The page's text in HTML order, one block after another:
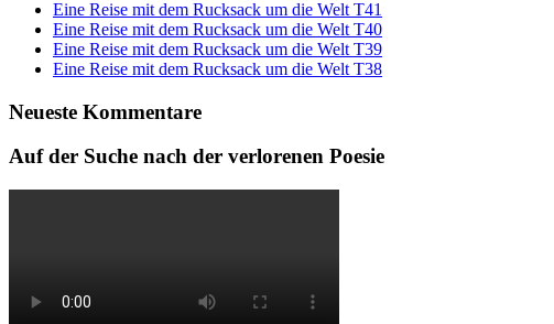
Eine Reise mit dem Rucksack um die Welt T41
Eine Reise mit dem Rucksack um die Welt T40
Eine Reise mit dem Rucksack um die Welt T39
Eine Reise mit dem Rucksack um die Welt T38
Neueste Kommentare
Auf der Suche nach der verlorenen Poesie